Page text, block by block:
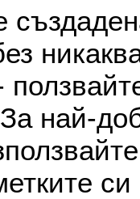
За най-